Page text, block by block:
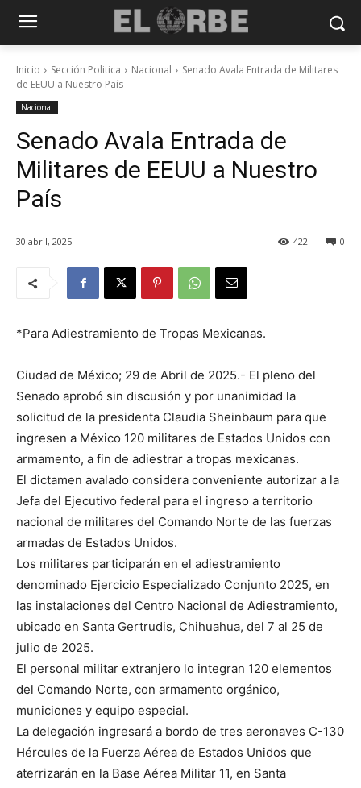
Inicio Sección Politica Nacional
Senado Avala Entrada de Militares
de EEUU a Nuestro País
Nacional
Senado Avala Entrada de
Militares de EEUU a Nuestro
País
30 abril, 2025 0
422
*Para Adiestramiento de Tropas Mexicanas.
Ciudad de México; 29 de Abril de 2025.- El pleno del
Senado aprobó sin discusión y por unanimidad la
solicitud de la presidenta Claudia Sheinbaum para que
ingresen a México 120 militares de Estados Unidos con
armamento, a fin de adiestrar a tropas mexicanas.
El dictamen avalado considera conveniente autorizar a la
Jefa del Ejecutivo federal para el ingreso a territorio
nacional de militares del Comando Norte de las fuerzas
armadas de Estados Unidos.
Los militares participarán en el adiestramiento
denominado Ejercicio Especializado Conjunto 2025, en
las instalaciones del Centro Nacional de Adiestramiento,
ubicado en Santa Gertrudis, Chihuahua, del 7 al 25 de
julio de 2025.
El personal militar extranjero lo integran 120 elementos
del Comando Norte, con armamento orgánico,
municiones y equipo especial.
La delegación ingresará a bordo de tres aeronaves C-130
Hércules de la Fuerza Aérea de Estados Unidos que
aterrizarán en la Base Aérea Militar 11, en Santa